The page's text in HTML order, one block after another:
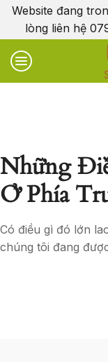
Website đang
lòng liên hệ
Những
Ở Phía
Có điều gì đó lớn
chúng tôi đang